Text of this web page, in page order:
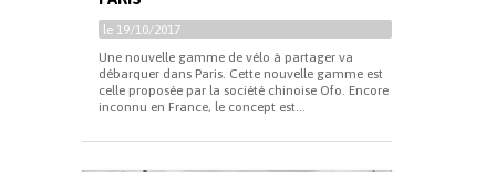
le 19/10/2017
Une nouvelle gamme de vélo à partager va
débarquer dans Paris. Cette nouvelle gamme est
celle proposée par la société chinoise Ofo. Encore
inconnu en France, le concept est...